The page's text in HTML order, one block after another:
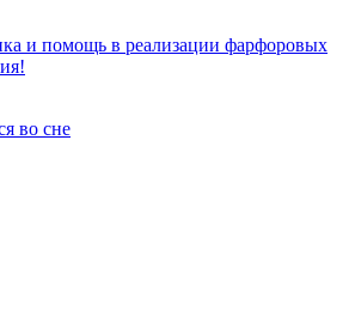
и помощь в реализации фарфоровых
во сне